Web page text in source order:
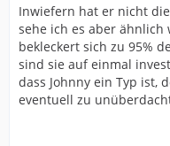
Inwiefern hat er nicht
sehe ich es aber ähnlich
bekleckert sich zu 95%
sind sie auf einmal
dass Johnny ein Typ ist,
eventuell zu